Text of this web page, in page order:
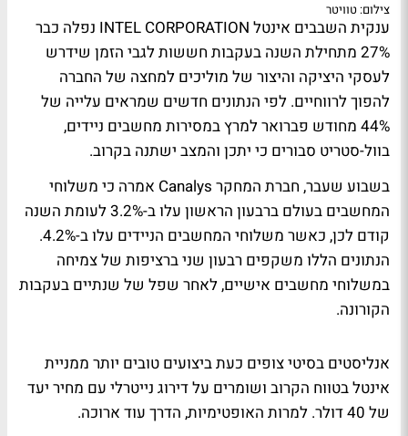
צילום: טוויטר
ענקית השבבים אינטל INTEL CORPORATION נפלה כבר
27% מתחילת השנה בעקבות חששות לגבי הזמן שידרש
לעסקי היציקה והיצור של מוליכים למחצה של החברה
להפוך לרווחיים. לפי הנתונים חדשים שמראים עלייה של
44% מחודש פברואר למרץ במסירות מחשבים ניידים,
בוול-סטריט סבורים כי יתכן והמצב ישתנה בקרוב.
בשבוע שעבר, חברת המחקר Canalys אמרה כי משלוחי
המחשבים בעולם ברבעון הראשון עלו ב-3.2% לעומת השנה
קודם לכן, כאשר משלוחי המחשבים הניידים עלו ב-4.2%.
הנתונים הללו משקפים רבעון שני ברציפות של צמיחה
במשלוחי מחשבים אישיים, לאחר שפל של שנתיים בעקבות
הקורונה.
אנליסטים בסיטי צופים כעת ביצועים טובים יותר ממניית
אינטל בטווח הקרוב ושומרים על דירוג נייטרלי עם מחיר יעד
של 40 דולר. למרות האופטימיות, הדרך עוד ארוכה.